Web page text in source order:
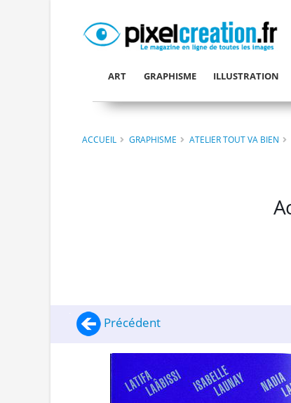
ART GRAPHISME ILLUSTRATION
ACCUEIL GRAPHISME ATELIER TOUT VA BIEN
Précédent